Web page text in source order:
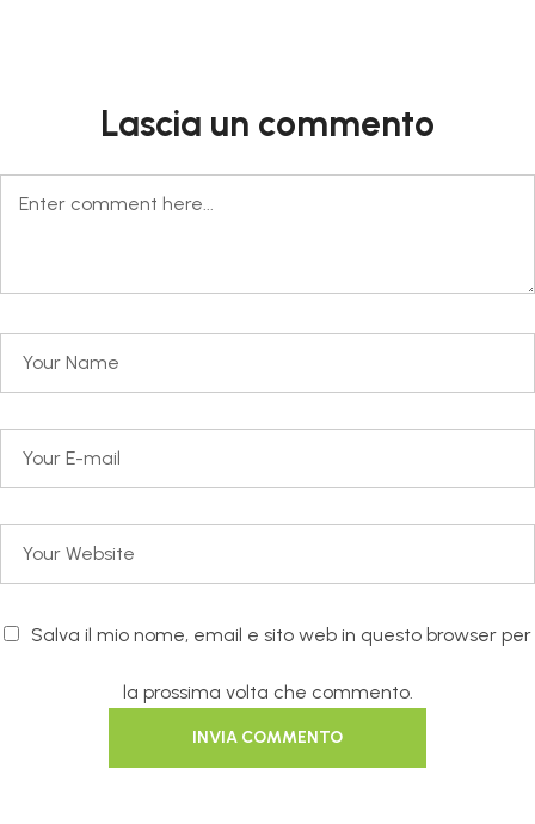
Lascia un commento
Salva il mio nome, email e sito web in questo browser per
la prossima volta che commento.